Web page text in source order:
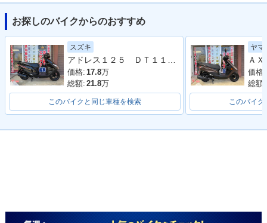
お探しのバイクからのおすすめ
スズキ
価格: 17.8万
総額: 21.8万
このバイクと同じ車種を検索
ヤマ
価格:
総額:
このバイ